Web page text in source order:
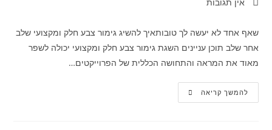
שאף אחד לא יעשה לך טובותאיך להשיג גימור צבע חלק ומקצועי שלב
אחר שלב תוכן עניינים השגת גימור צבע חלק ומקצועי יכולה לשפר
מאוד את המראה והתחושה הכללית של הפרוייקטים…
להמשך קריאה